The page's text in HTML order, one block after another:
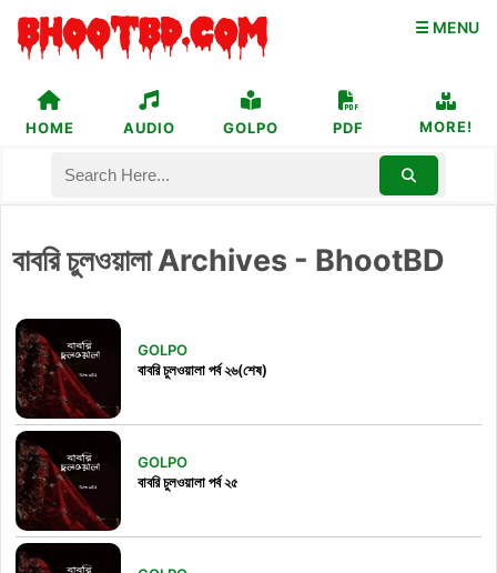
☰ MENU
HOME AUDIO GOLPO PDF MORE!
বাবরি চুলওয়ালা Archives - BhootBD
GOLPO
বাবরি চুলওয়ালা পর্ব ২৬(শেষ)
GOLPO
বাবরি চুলওয়ালা পর্ব ২৫